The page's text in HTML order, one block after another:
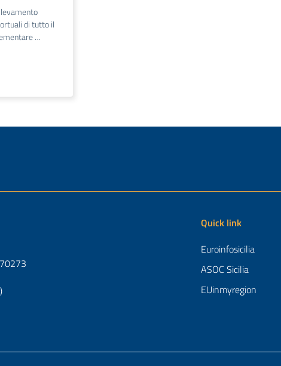
di tutto il
…
Quick link
Euroinfosicilia
ASOC Sicilia
EUinmyregion